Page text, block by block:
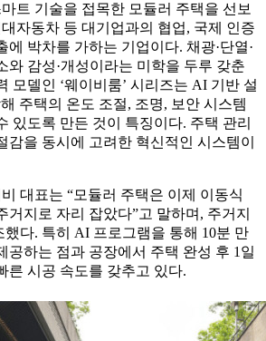
트 기술을 접목한 모듈러 주택을 선보
대자동차 등 대기업과의 협업, 국제 인증
에 박차를 가하는 기업이다. 채광·단열·
와 감성·개성이라는 미학을 두루 갖춘
모델인 ‘웨이비룸’ 시리즈는 AI 기반 설
주택의 온도 조절, 조명, 보안 시스템
있도록 만든 것이 특징이다. 주택 관리
감을 동시에 고려한 혁신적인 시스템이
대표는 “모듈러 주택은 이제 이동식
거지로 자리 잡았다”고 말하며, 주거지
했다. 특히 AI 프로그램을 통해 10분 만
공하는 점과 공장에서 주택 완성 후 1일
른 시공 속도를 갖추고 있다.